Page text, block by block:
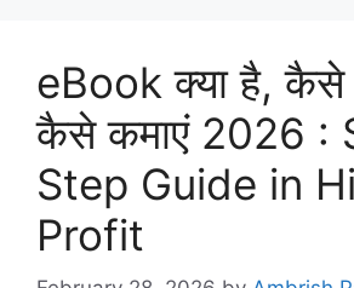
eBook क्या है, कैसे
कैसे कमाएं 2026 :
Step Guide in
Profit